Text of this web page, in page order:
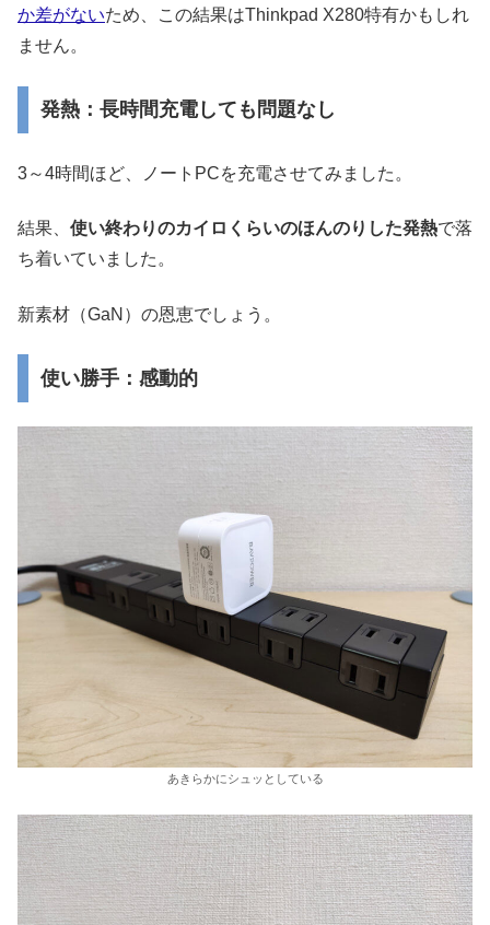
か差がないため、この結果はThinkpad X280特有かもしれ
ません。
発熱：長時間充電しても問題なし
3～4時間ほど、ノートPCを充電させてみました。
結果、 使い終わりのカイロくらいのほんのりした発熱で落
ち着いていました。
新素材（GaN）の恩恵でしょう。
使い勝手：感動的
あきらかにシュッとしている